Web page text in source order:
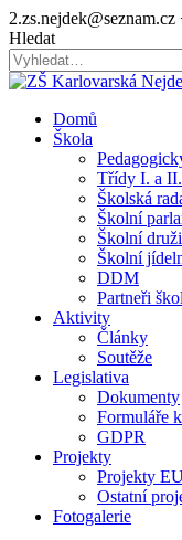
2.zs.nejdek@seznam.cz
Hledat
Domů
Škola
Třídy I. a
Školská
Školní
Školní
Školní
DDM
Partneři
Aktivity
Články
Soutěže
Legislativa
Dokumenty
Formuláře
GDPR
Projekty
Projekty
Ostatní
Fotogalerie